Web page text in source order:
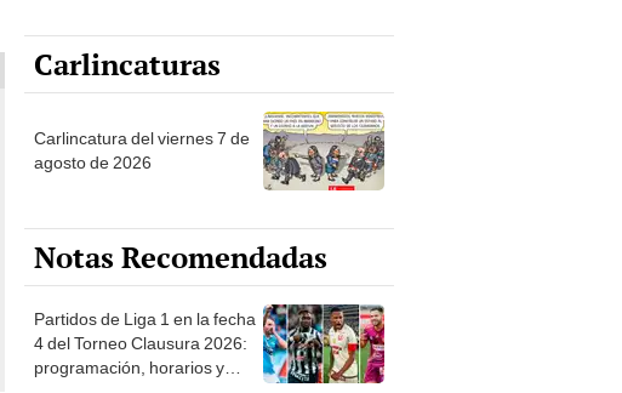
Carlincaturas
Carlincatura del viernes 7 de
agosto de 2026
Notas Recomendadas
Partidos de Liga 1 en la fecha
4 del Torneo Clausura 2026:
programación, horarios y